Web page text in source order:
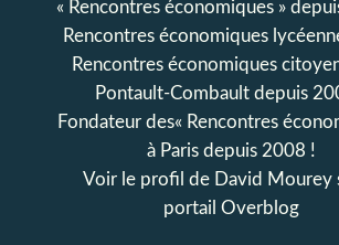
« Rencontres économiques »
Rencontres économiques
Rencontres économiques
Pontault-Combault depuis
Fondateur des« Rencontres
à Paris depuis 2008 !
Voir le profil de David Mourey
portail Overblog